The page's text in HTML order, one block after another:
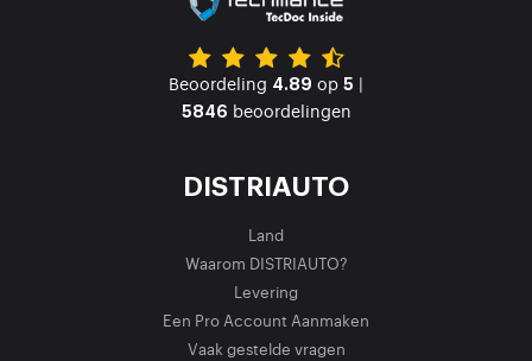
Beoordeling 4.89 op 5 |
5846 beoordelingen
DISTRIAUTO
Land
Waarom DISTRIAUTO?
Levering
Een Pro Account Aanmaken
Vaak gestelde vragen